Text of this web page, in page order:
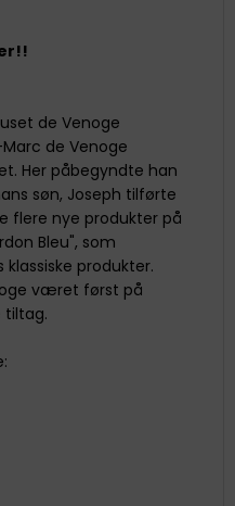
de Venoge
de Venoge
Her påbegyndte han
søn, Joseph tilførte
flere nye produkter på
Bleu", som
produkter.
været først på
tiltag.